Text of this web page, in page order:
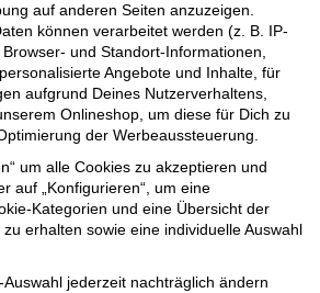
auf anderen Seiten anzuzeigen.
können verarbeitet werden (z. B. IP-
und Standort-Informationen,
Angebote und Inhalte, für
aufgrund Deines Nutzerverhaltens,
Onlineshop, um diese für Dich zu
der Werbeaussteuerung.
um alle Cookies zu akzeptieren und
auf „Konfigurieren“, um eine
Kategorien und eine Übersicht der
erhalten sowie eine individuelle Auswahl
jederzeit nachträglich ändern